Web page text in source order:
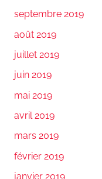
septembre 2019
août 2019
juillet 2019
juin 2019
mai 2019
avril 2019
mars 2019
février 2019
janvier 2019